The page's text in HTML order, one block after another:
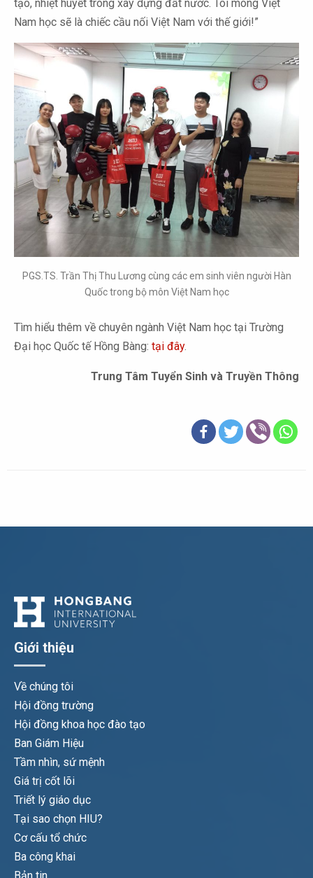
tạo, nhiệt huyết trong xây dựng đất nước. Tôi mong Việt
Nam học sẽ là chiếc cầu nối Việt Nam với thế giới!”
PGS.TS. Trần Thị Thu Lương cùng các em sinh viên người Hàn
Quốc trong bộ môn Việt Nam học
Tìm hiểu thêm về chuyên ngành Việt Nam học tại Trường
Đại học Quốc tế Hồng Bàng: tại đây.
Trung Tâm Tuyển Sinh và Truyền Thông
Giới thiệu
Về chúng tôi
Hội đồng trường
Hội đồng khoa học đào tạo
Ban Giám Hiệu
Tầm nhìn, sứ mệnh
Giá trị cốt lõi
Triết lý giáo dục
Tại sao chọn HIU?
Cơ cấu tổ chức
Ba công khai